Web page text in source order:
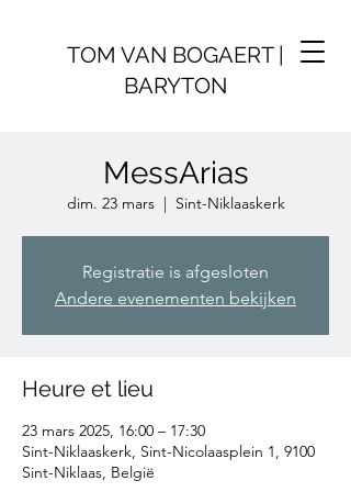
TOM VAN BOGAERT |
BARYTON
MessArias
dim. 23 mars
  |
Sint-Niklaaskerk
Registratie is afgesloten
Andere evenementen bekijken
Heure et lieu
23 mars 2025, 16:00 – 17:30
Sint-Niklaaskerk, Sint-Nicolaasplein 1, 9100
Sint-Niklaas, België